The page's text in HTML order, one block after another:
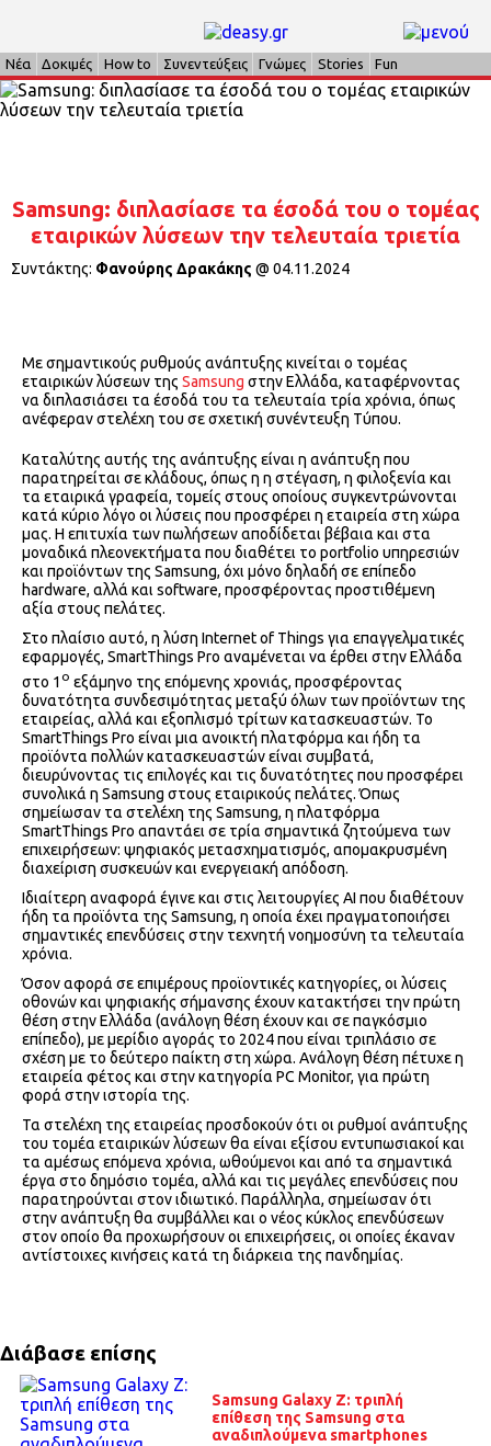
Νέα Δοκιμές How to Συνεντεύξεις Γνώμες Stories Fun
Samsung: διπλασίασε τα έσοδά του ο τομέας
εταιρικών λύσεων την τελευταία τριετία
Συντάκτης: Φανούρης Δρακάκης @ 04.11.2024
Με σημαντικούς ρυθμούς ανάπτυξης κινείται ο τομέας
εταιρικών λύσεων της Samsung στην Ελλάδα, καταφέρνοντας
να διπλασιάσει τα έσοδά του τα τελευταία τρία χρόνια, όπως
ανέφεραν στελέχη του σε σχετική συνέντευξη Τύπου.
Καταλύτης αυτής της ανάπτυξης είναι η ανάπτυξη που
παρατηρείται σε κλάδους, όπως η η στέγαση, η φιλοξενία και
τα εταιρικά γραφεία, τομείς στους οποίους συγκεντρώνονται
κατά κύριο λόγο οι λύσεις που προσφέρει η εταιρεία στη χώρα
μας. Η επιτυχία των πωλήσεων αποδίδεται βέβαια και στα
μοναδικά πλεονεκτήματα που διαθέτει το portfolio υπηρεσιών
και προϊόντων της Samsung, όχι μόνο δηλαδή σε επίπεδο
hardware, αλλά και software, προσφέροντας προστιθέμενη
αξία στους πελάτες.
Στο πλαίσιο αυτό, η λύση Internet of Things για επαγγελματικές
εφαρμογές, SmartThings Pro αναμένεται να έρθει στην Ελλάδα
στο 1 ο εξάμηνο της επόμενης χρονιάς, προσφέροντας
δυνατότητα συνδεσιμότητας μεταξύ όλων των προϊόντων της
εταιρείας, αλλά και εξοπλισμό τρίτων κατασκευαστών. Το
SmartThings Pro είναι μια ανοικτή πλατφόρμα και ήδη τα
προϊόντα πολλών κατασκευαστών είναι συμβατά,
διευρύνοντας τις επιλογές και τις δυνατότητες που προσφέρει
συνολικά η Samsung στους εταιρικούς πελάτες. Όπως
σημείωσαν τα στελέχη της Samsung, η πλατφόρμα
SmartThings Pro απαντάει σε τρία σημαντικά ζητούμενα των
επιχειρήσεων: ψηφιακός μετασχηματισμός, απομακρυσμένη
διαχείριση συσκευών και ενεργειακή απόδοση.
Ιδιαίτερη αναφορά έγινε και στις λειτουργίες ΑΙ που διαθέτουν
ήδη τα προϊόντα της Samsung, η οποία έχει πραγματοποιήσει
σημαντικές επενδύσεις στην τεχνητή νοημοσύνη τα τελευταία
χρόνια.
Όσον αφορά σε επιμέρους προϊοντικές κατηγορίες, οι λύσεις
οθονών και ψηφιακής σήμανσης έχουν κατακτήσει την πρώτη
θέση στην Ελλάδα (ανάλογη θέση έχουν και σε παγκόσμιο
επίπεδο), με μερίδιο αγοράς το 2024 που είναι τριπλάσιο σε
σχέση με το δεύτερο παίκτη στη χώρα. Ανάλογη θέση πέτυχε η
εταιρεία φέτος και στην κατηγορία PC Monitor, για πρώτη
φορά στην ιστορία της.
Τα στελέχη της εταιρείας προσδοκούν ότι οι ρυθμοί ανάπτυξης
του τομέα εταιρικών λύσεων θα είναι εξίσου εντυπωσιακοί και
τα αμέσως επόμενα χρόνια, ωθούμενοι και από τα σημαντικά
έργα στο δημόσιο τομέα, αλλά και τις μεγάλες επενδύσεις που
παρατηρούνται στον ιδιωτικό. Παράλληλα, σημείωσαν ότι
στην ανάπτυξη θα συμβάλλει και ο νέος κύκλος επενδύσεων
στον οποίο θα προχωρήσουν οι επιχειρήσεις, οι οποίες έκαναν
αντίστοιχες κινήσεις κατά τη διάρκεια της πανδημίας.
Διάβασε επίσης
Samsung Galaxy Z: τριπλή
επίθεση της Samsung στα
αναδιπλούμενα smartphones